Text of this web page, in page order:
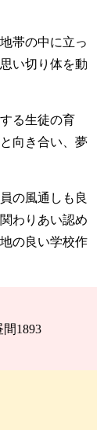
帯の中に立っ
い切り体を動
る生徒の育
向き合い、夢
の風通しも良
わりあい認め
の良い学校作
1893